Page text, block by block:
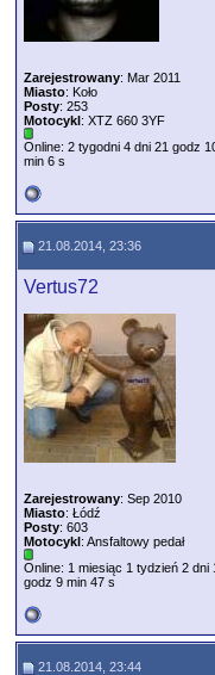
Zarejestrowany: Mar 2011
Miasto: Koło
Posty: 253
Motocykl: XTZ 660 3YF
Online: 2 tygodni 4 dni 21 godz
min 6 s
21.08.2014, 23:36
Vertus72
Zarejestrowany: Sep 2010
Miasto: Łódź
Posty: 603
Motocykl: Ansfaltowy pedał
Online: 1 miesiąc 1 tydzień 2 dni
godz 9 min 47 s
21.08.2014, 23:44